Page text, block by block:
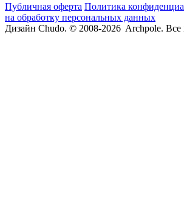
Публичная оферта Политика
на обработку персональных данных
Дизайн Chudo. © 2008-2026 Archpole.